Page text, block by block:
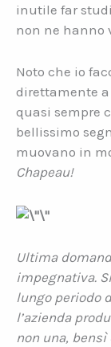
inutile far
non ne hanno
Noto che io
direttamente a
quasi sempre
bellissimo
muovano in
Chapeau!
Ultima
impegnativa.
lungo periodo
l’azienda
non una,